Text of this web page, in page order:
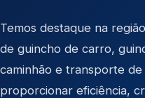
Temos destaque na
de guincho de carro,
caminhão e transporte de
proporcionar eficiência,